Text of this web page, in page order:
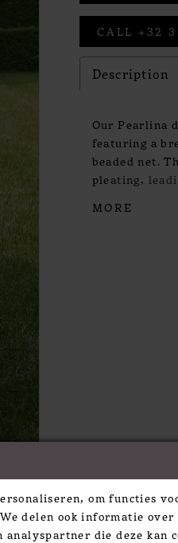
CALL +32
Description
Our Pearlina
featuring a
beaded net.
pleating,
delicate pick
MORE
om functies
delen ook informatie
die deze kan